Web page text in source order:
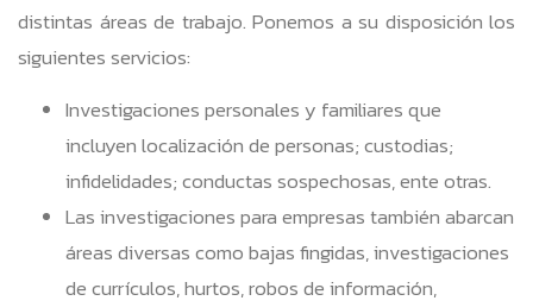
distintas áreas de trabajo. Ponemos a su disposición los
siguientes servicios:
Investigaciones personales y familiares que
incluyen localización de personas; custodias;
infidelidades; conductas sospechosas, ente otras.
Las investigaciones para empresas también abarcan
áreas diversas como bajas fingidas, investigaciones
de currículos, hurtos, robos de información,